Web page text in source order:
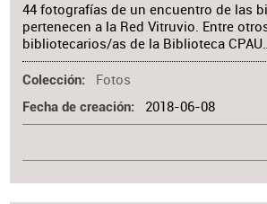
44 fotografías de un encuentro de las
pertenecen a la Red Vitruvio. Entre
bibliotecarios/as de la Biblioteca
Colección Fotos
Fecha de creación 2018-06-08